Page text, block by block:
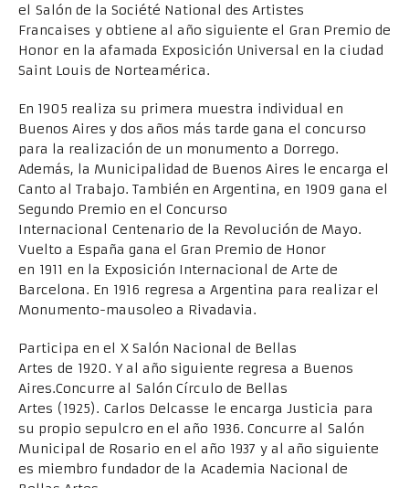
el Salón de la Société National des Artistes
Francaises y obtiene al año siguiente el Gran Premio de
Honor en la afamada Exposición Universal en la ciudad
Saint Louis de Norteamérica.
En 1905 realiza su primera muestra individual en
Buenos Aires y dos años más tarde gana el concurso
para la realización de un monumento a Dorrego.
Además, la Municipalidad de Buenos Aires le encarga el
Canto al Trabajo. También en Argentina, en 1909 gana el
Segundo Premio en el Concurso
Internacional Centenario de la Revolución de Mayo.
Vuelto a España gana el Gran Premio de Honor
en 1911 en la Exposición Internacional de Arte de
Barcelona. En 1916 regresa a Argentina para realizar el
Monumento-mausoleo a Rivadavia.
Participa en el X Salón Nacional de Bellas
Artes de 1920. Y al año siguiente regresa a Buenos
Aires.Concurre al Salón Círculo de Bellas
Artes (1925). Carlos Delcasse le encarga Justicia para
su propio sepulcro en el año 1936. Concurre al Salón
Municipal de Rosario en el año 1937 y al año siguiente
es miembro fundador de la Academia Nacional de